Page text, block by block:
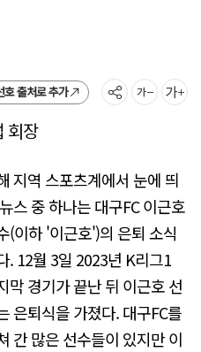
호 출처로 추가
회장
지역 스포츠계에서 눈에 띄
스 중 하나는 대구FC 이근호
(이하 '이근호')의 은퇴 소식
. 12월 3일 2023년 K리그1
막 경기가 끝난 뒤 이근호 선
은퇴식을 가졌다. 대구FC를
간 많은 선수들이 있지만 이